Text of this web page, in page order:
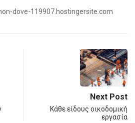
dove-119907.hostingersite.com
Next Post
Κάθε είδους οικοδομική
εργασία